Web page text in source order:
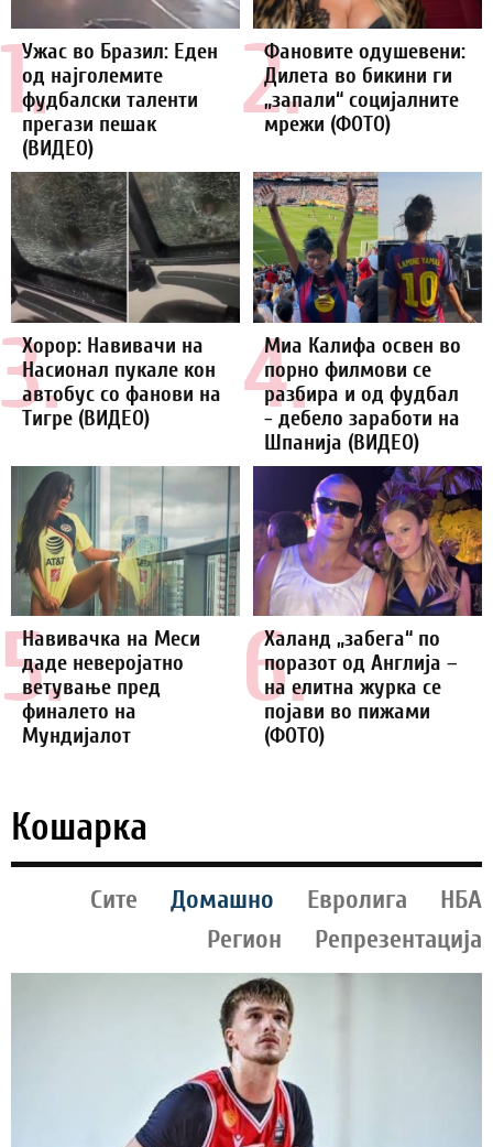
1.
Ужас во Бразил: Еден
од најголемите
фудбалски таленти
прегази пешак
(ВИДЕО)
2.
Фановите одушевени:
Дилета во бикини ги
„запали“ социјалните
мрежи (ФОТО)
3.
Хорор: Навивачи на
Насионал пукале кон
автобус со фанови на
Тигре (ВИДЕО)
4.
Миа Калифа освен во
порно филмови се
разбира и од фудбал
- дебело заработи на
Шпанија (ВИДЕО)
5.
Навивачка на Меси
даде неверојатно
ветување пред
финалето на
Мундијалот
6.
Халанд „забега“ по
поразот од Англија –
на елитна журка се
појави во пижами
(ФОТО)
Кошарка
Сите Домашно Евролига
НБА
Регион
Репрезентација